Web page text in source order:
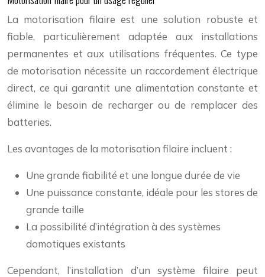
La motorisation filaire est une solution robuste et
fiable, particulièrement adaptée aux installations
permanentes et aux utilisations fréquentes. Ce type
de motorisation nécessite un raccordement électrique
direct, ce qui garantit une alimentation constante et
élimine le besoin de recharger ou de remplacer des
batteries.
Les avantages de la motorisation filaire incluent :
Une grande fiabilité et une longue durée de vie
Une puissance constante, idéale pour les stores de
grande taille
La possibilité d’intégration à des systèmes
domotiques existants
Cependant, l’installation d’un système filaire peut